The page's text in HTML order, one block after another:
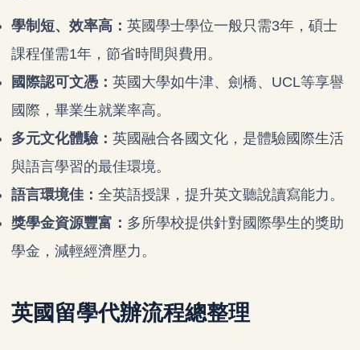
學制短、效率高： 英國學士學位一般只需3年，碩士
課程僅需1年，節省時間與費用。
國際認可文憑： 英國大學如牛津、劍橋、UCL等享譽
國際，畢業生就業率高。
多元文化體驗： 英國融合各國文化，是體驗國際生活
與語言學習的最佳環境。
語言環境佳： 全英語授課，提升英文聽說讀寫能力。
獎學金資源豐富： 多所學校提供針對國際學生的獎助
學金，減輕經濟壓力。
英國留學代辦流程總整理